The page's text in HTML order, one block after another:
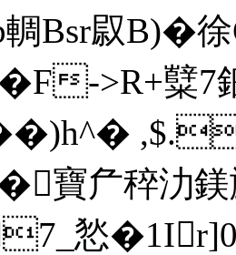
Bsr叞
->R+糱7
��)h^�
\�寶厃稡
悐�1Ir]0